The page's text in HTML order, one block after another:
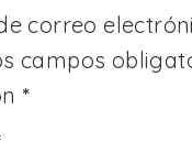
correo
campos
*